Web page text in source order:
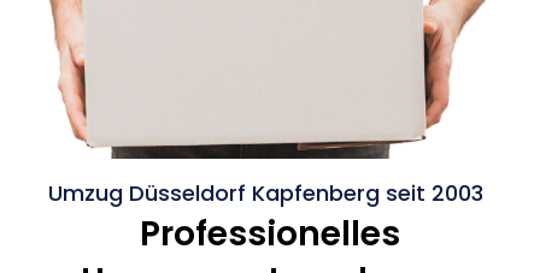
Umzug Düsseldorf Kapfenberg seit 2003
Professionelles